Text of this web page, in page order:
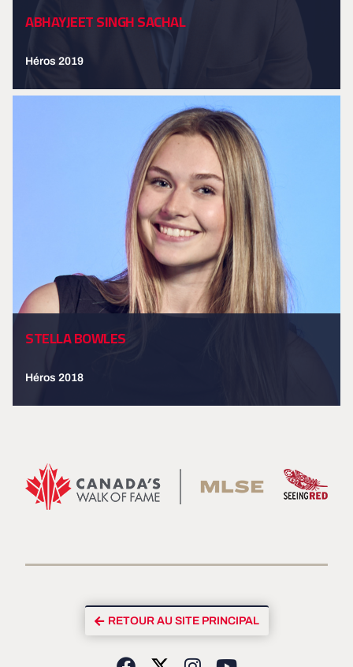
ABHAYJEET SINGH SACHAL
Héros 2019
EN SAVOIR PLUS
STELLA BOWLES
Héros 2018
EN SAVOIR PLUS
RETOUR AU SITE PRINCIPAL